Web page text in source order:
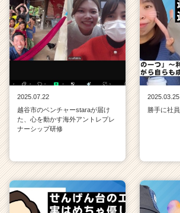
2025.07.22
越谷市のベンチャーstaraが届け
た、心を動かす海外アントレプレ
ナーシップ研修
2025.03.25
勝手に社